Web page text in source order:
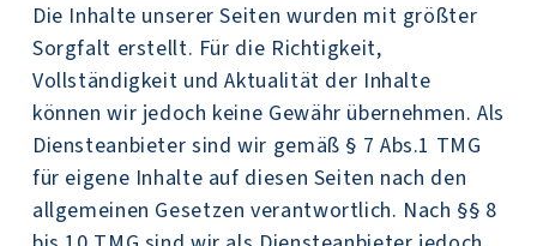
Die Inhalte unserer Seiten wurden mit größter
Sorgfalt erstellt. Für die Richtigkeit,
Vollständigkeit und Aktualität der Inhalte
können wir jedoch keine Gewähr übernehmen. Als
Diensteanbieter sind wir gemäß § 7 Abs.1 TMG
für eigene Inhalte auf diesen Seiten nach den
allgemeinen Gesetzen verantwortlich. Nach §§ 8